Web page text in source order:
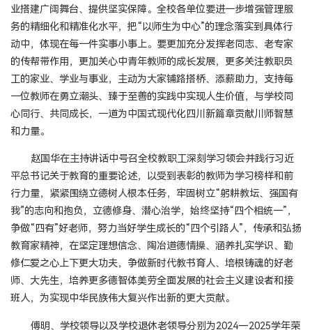
业搭建广阔舞台、提供坚实保障。全校各单位要进一步增强管理服
务的精细化和精准化水平，把“以师生为中心”的理念落实到具体行
动中，体现在每一件实事小事上。要更加充分发挥老同志、老专家
的传帮带作用，更加关心中青年教师的成长发展，更多关注教职员
工的家业、学业与事业，主动为大家铺路搭桥、添薪助力，支持每
一位教师在勇立潮头、臻于至善的实践中实现人生价值，与学校同
心同行、共同成长，一道为中国式现代化四川新篇章贡献川师智慧
和力量。
赵国华在主持讲话中号召全校教职工深刻学习领会并践行习近
平总书记关于教育的重要论述，以受到表彰的教师为学习榜样和前
行力量，紧紧围绕立德树人根本任务，牢固树立“躬耕教坛、强国有
我”的志向和抱负，立德修身、潜心治学，始终坚持“四个相统一”，
争做“四有”好老师，努力当好学生成长的“四个引路人”，传承和弘扬
教育家精神，在坚定理想信念、陶冶道德情操、涵养扎实学识、勤
修仁爱之心上下更大功夫，争做新时代教书育人、培根铸魂的好老
师、大先生，培养更多德智体美劳全面发展的社会主义建设者和接
班人，为实现中华民族伟大复兴作出新的更大贡献。
傅明、学校领导以及学校退休老领导分别为2024—2025学年荣